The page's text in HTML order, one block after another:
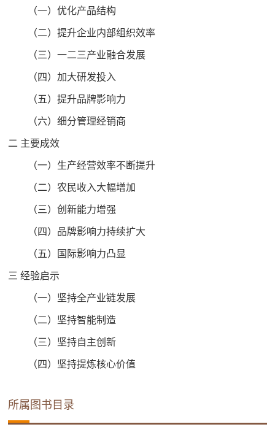
（一）优化产品结构
（二）提升企业内部组织效率
（三）一二三产业融合发展
（四）加大研发投入
（五）提升品牌影响力
（六）细分管理经销商
二 主要成效
（一）生产经营效率不断提升
（二）农民收入大幅增加
（三）创新能力增强
（四）品牌影响力持续扩大
（五）国际影响力凸显
三 经验启示
（一）坚持全产业链发展
（二）坚持智能制造
（三）坚持自主创新
（四）坚持提炼核心价值
所属图书目录